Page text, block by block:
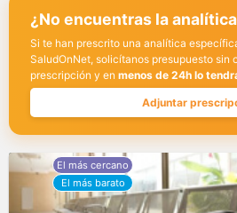
¿No encuentras la
Si te han prescrito una analítica
SaludOnNet, solicítanos presupuesto sin
prescripción y en menos de 24h lo
Adjuntar